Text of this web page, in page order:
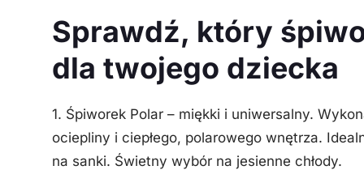
Sprawdź, który
dla twojego dziecka
1. Śpiworek Polar – miękki i uniwersalny.
ociepliny i ciepłego, polarowego wnętrza.
na sanki. Świetny wybór na jesienne chłody.